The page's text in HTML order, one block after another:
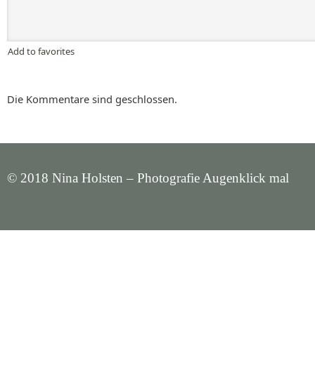
Add to favorites
Die Kommentare sind geschlossen.
© 2018 Nina Holsten – Photografie Augenklick mal